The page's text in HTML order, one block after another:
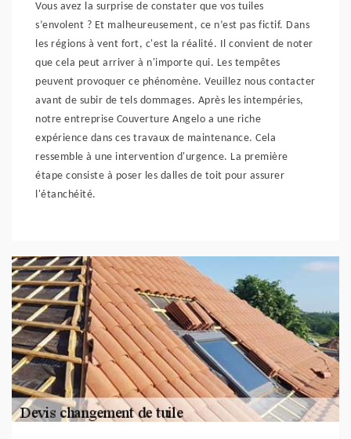
Vous avez la surprise de constater que vos tuiles
s’envolent ? Et malheureusement, ce n’est pas fictif. Dans
les régions à vent fort, c'est la réalité. Il convient de noter
que cela peut arriver à n'importe qui. Les tempêtes
peuvent provoquer ce phénomène. Veuillez nous contacter
avant de subir de tels dommages. Après les intempéries,
notre entreprise Couverture Angelo a une riche
expérience dans ces travaux de maintenance. Cela
ressemble à une intervention d'urgence. La première
étape consiste à poser les dalles de toit pour assurer
l'étanchéité.